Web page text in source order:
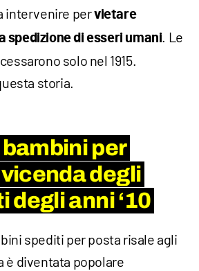
intervenire pervietare
spedizione di esseri umani. Le
solo nel 1915.
storia.
per
degli
degli anni ‘10
spediti per posta risale agli
è diventata popolare